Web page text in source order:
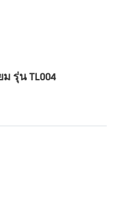
ม รุ่น TL004